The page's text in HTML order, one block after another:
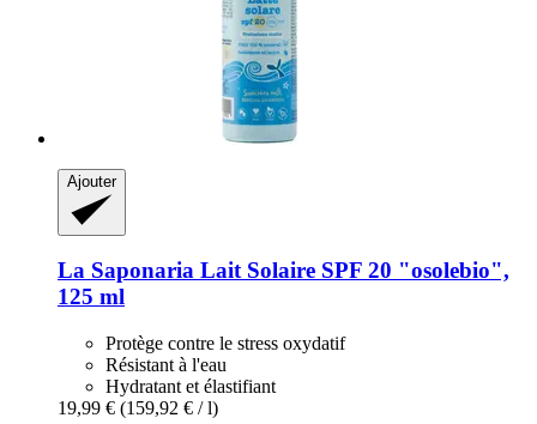
Ajouter
La Saponaria Lait Solaire SPF 20 "osolebio",
125 ml
Protège contre le stress oxydatif
Résistant à l'eau
Hydratant et élastifiant
19,99 € (159,92 € / l)